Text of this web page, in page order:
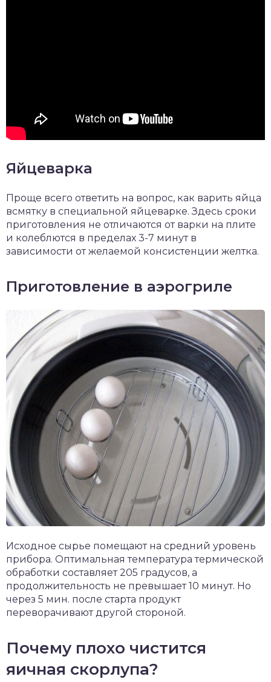
Яйцеварка
Проще всего ответить на вопрос, как варить яйца
всмятку в специальной яйцеварке. Здесь сроки
приготовления не отличаются от варки на плите
и колеблются в пределах 3-7 минут в
зависимости от желаемой консистенции желтка.
Приготовление в аэрогриле
Исходное сырье помещают на средний уровень
прибора. Оптимальная температура термической
обработки составляет 205 градусов, а
продолжительность не превышает 10 минут. Но
через 5 мин. после старта продукт
переворачивают другой стороной.
Почему плохо чистится
яичная скорлупа?